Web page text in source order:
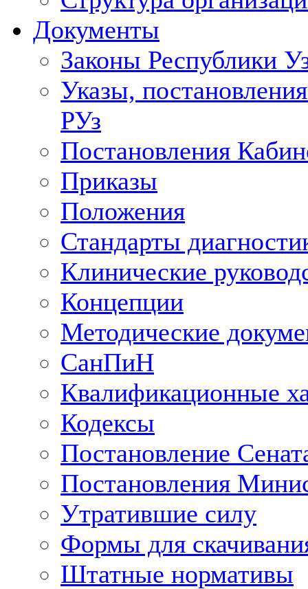
Документы
Законы Республики
Указы,
РУз
Постановления
Приказы
Положения
Стандарты
Клинические
Концепции
Методические
СанПиН
Квалификационные
Кодексы
Постановление
Постановления
Утратившие силу
Формы для
Штатные нормативы